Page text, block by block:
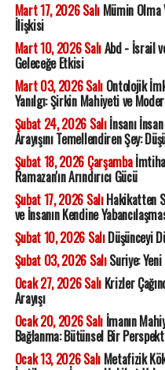
Mart 17, 2026 SalıMümin Olma
İlişkisi
Mart 10, 2026 SalıAbd - İsrail
Geleceğe Etkisi
Mart 03, 2026 SalıOntolojik
Yanılgı: Şirkin Mahiyeti ve
Şubat 24, 2026 Salıİnsanı
Arayışını Temellendiren Şey:
Şubat 18, 2026 Çarşamba
Ramazan'ın Arındırıcı Gücü
Şubat 17, 2026 SalıHakikatten
ve İnsanın Kendine
Şubat 10, 2026 SalıDüşünceyi
Şubat 03, 2026 SalıSuriye: Yeni
Ocak 27, 2026 SalıKrizler
Arayışı
Ocak 20, 2026 Salıİmanın
Bağlanma: Bütünsel Bir
Ocak 13, 2026 SalıMetafizik